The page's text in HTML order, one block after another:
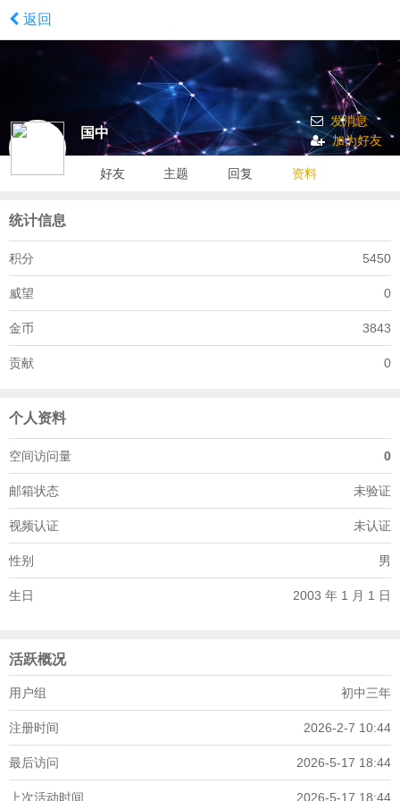
返回
国中
发消息
加为好友
好友 主题 回复 资料
统计信息
积分 5450
威望 0
金币 3843
贡献 0
个人资料
空间访问量 0
邮箱状态 未验证
视频认证 未认证
性别 男
生日 2003 年 1 月 1 日
活跃概况
用户组 初中三年
注册时间 2026-2-7 10:44
最后访问 2026-5-17 18:44
上次活动时间 2026-5-17 18:44